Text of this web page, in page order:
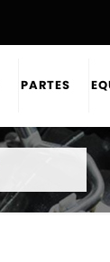
PARTES